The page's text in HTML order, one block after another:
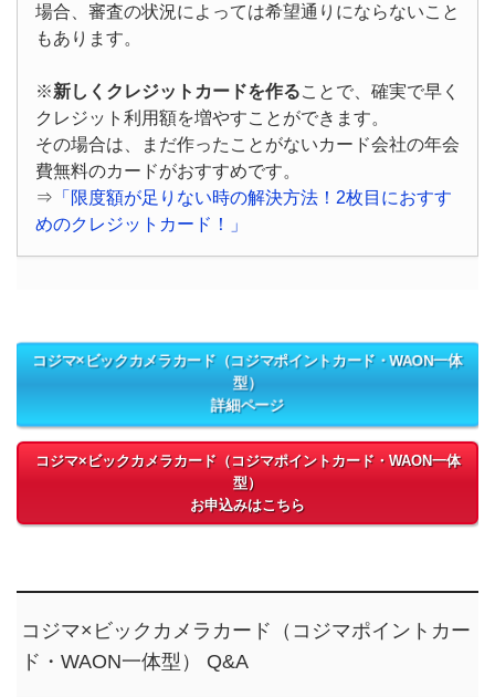
場合、審査の状況によっては希望通りにならないこと
もあります。
※新しくクレジットカードを作ることで、確実で早く
クレジット利用額を増やすことができます。
その場合は、まだ作ったことがないカード会社の年会
費無料のカードがおすすめです。
⇒ 「限度額が足りない時の解決方法！2枚目におすす
めのクレジットカード！」
コジマ×ビックカメラカード（コジマポイントカード・WAON一体
型）
詳細ページ
コジマ×ビックカメラカード（コジマポイントカード・WAON一体
型）
お申込みはこちら
コジマ×ビックカメラカード（コジマポイントカー
ド・WAON一体型） Q&A